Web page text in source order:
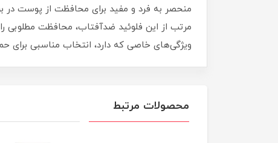
مرتب از این فلوئید ضدآفتاب، محافظت مطلوبی
ویژگی‌های خاصی که دارد، انتخاب مناسبی
محصولات مرتبط